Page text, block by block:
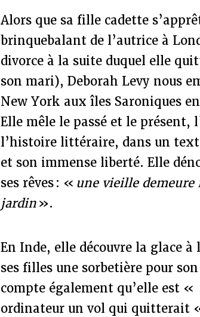
Alors que sa fille cadette
brinquebalant de l’autrice à
divorce à la suite duquel elle
son mari), Deborah Levy nous
New York aux îles Saroniques
Elle mêle le passé et le
l’histoire littéraire, dans un
et son immense liberté. Elle
ses rêves : « une vieille demeure
jardin».
En Inde, elle découvre la glace à
ses filles une sorbetière pour
compte également qu’elle est «
ordinateur un vol qui quitterait